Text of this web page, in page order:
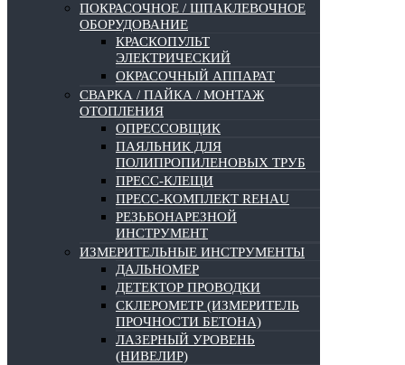
ПОКРАСОЧНОЕ / ШПАКЛЕВОЧНОЕ
ОБОРУДОВАНИЕ
КРАСКОПУЛЬТ
ЭЛЕКТРИЧЕСКИЙ
ОКРАСОЧНЫЙ АППАРАТ
СВАРКА / ПАЙКА / МОНТАЖ
ОТОПЛЕНИЯ
ОПРЕССОВЩИК
ПАЯЛЬНИК ДЛЯ
ПОЛИПРОПИЛЕНОВЫХ ТРУБ
ПРЕСС-КЛЕЩИ
ПРЕСС-КОМПЛЕКТ REHAU
РЕЗЬБОНАРЕЗНОЙ
ИНСТРУМЕНТ
ИЗМЕРИТЕЛЬНЫЕ ИНСТРУМЕНТЫ
ДАЛЬНОМЕР
ДЕТЕКТОР ПРОВОДКИ
СКЛЕРОМЕТР (ИЗМЕРИТЕЛЬ
ПРОЧНОСТИ БЕТОНА)
ЛАЗЕРНЫЙ УРОВЕНЬ
(НИВЕЛИР)